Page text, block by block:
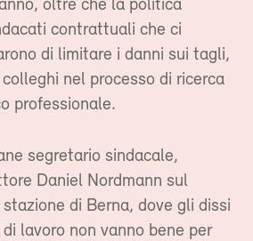
oltre che la politica
contrattuali che ci
di limitare i danni sui tagli,
nel processo di ricerca
professionale.
segretario sindacale,
Daniel Nordmann sul
di Berna, dove gli dissi
lavoro non vanno bene per